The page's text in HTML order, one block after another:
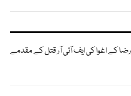
رضا کے اغوا کی ایف آئی آر قتل کے مقدمے